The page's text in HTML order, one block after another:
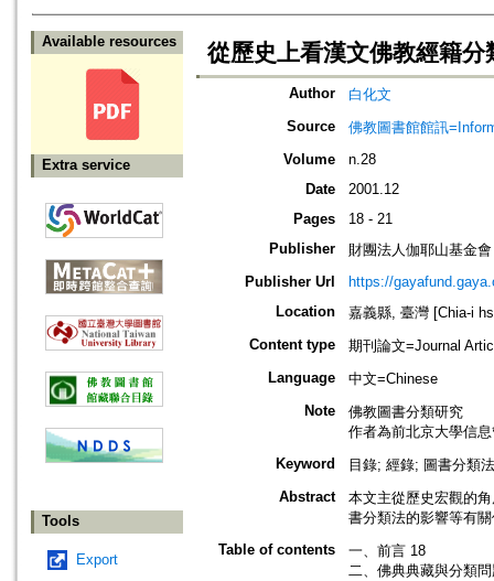
Available resources
Extra service
Tools
Export
從歷史上看漢文佛教經籍
Author
白化文
Source
佛教圖書館館訊
Volume
n.28
Date
2001.12
Pages
18 - 21
Publisher
財團法人伽耶山基金會
Publisher Url
https://
Location
嘉義縣, 臺灣 [Chia-i
Content type
期刊論文=Journal
Language
中文=Chinese
Note
佛教圖書分類研究
作者為前北京大學信
Keyword
目錄; 經錄; 圖書分類法
Abstract
本文主從歷史宏觀的
書分類法的影響等有
Table of contents
一、前言 18
二、佛典典藏與分類